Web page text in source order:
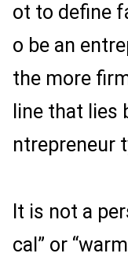
ot to define
o be an
the more
line that lies
ntrepreneur
It is not a
cal” or